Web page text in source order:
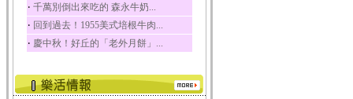
草魚
草魚含有維生素A、維生
素C、及豐富的蛋白...
‧ 千萬別倒出來吃的 森永牛奶...
‧ 回到過去！1955美式培根牛肉...
‧ 慶中秋！好丘的「老外月餅」...